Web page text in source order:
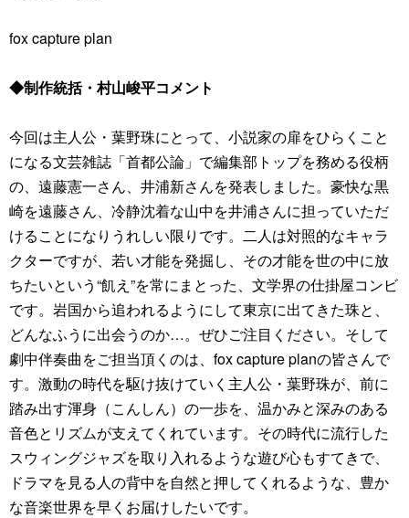
fox capture plan
◆制作統括・村山峻平コメント
今回は主人公・葉野珠にとって、小説家の扉をひらくこと
になる文芸雑誌「首都公論」で編集部トップを務める役柄
の、遠藤憲一さん、井浦新さんを発表しました。豪快な黒
崎を遠藤さん、冷静沈着な山中を井浦さんに担っていただ
けることになりうれしい限りです。二人は対照的なキャラ
クターですが、若い才能を発掘し、その才能を世の中に放
ちたいという“飢え”を常にまとった、文学界の仕掛屋コンビ
です。岩国から追われるようにして東京に出てきた珠と、
どんなふうに出会うのか…。ぜひご注目ください。そして
劇中伴奏曲をご担当頂くのは、fox capture planの皆さんで
す。激動の時代を駆け抜けていく主人公・葉野珠が、前に
踏み出す渾身（こんしん）の一歩を、温かみと深みのある
音色とリズムが支えてくれています。その時代に流行した
スウィングジャズを取り入れるような遊び心もすてきで、
ドラマを見る人の背中を自然と押してくれるような、豊か
な音楽世界を早くお届けしたいです。